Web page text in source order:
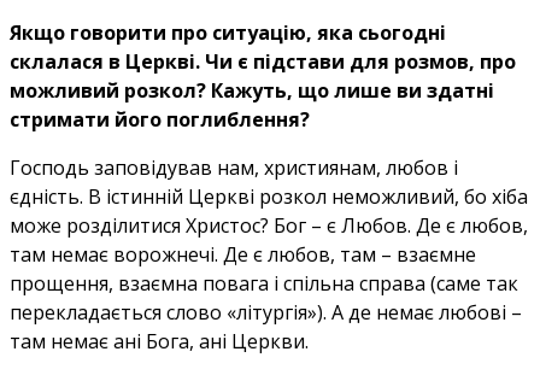
Якщо говорити про ситуацію, яка сьогодні
склалася в Церкві. Чи є підстави для розмов, про
можливий розкол? Кажуть, що лише ви здатні
стримати його поглиблення?
Господь заповідував нам, християнам, любов і
єдність. В істинній Церкві розкол неможливий, бо хіба
може розділитися Христос? Бог – є Любов. Де є любов,
там немає ворожнечі. Де є любов, там – взаємне
прощення, взаємна повага і спільна справа (саме так
перекладається слово «літургія»). А де немає любові –
там немає ані Бога, ані Церкви.